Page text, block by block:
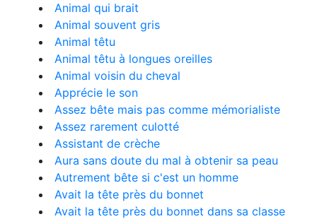
Animal qui brait
Animal souvent gris
Animal têtu
Animal têtu à longues oreilles
Animal voisin du cheval
Apprécie le son
Assez bête mais pas comme mémorialiste
Assez rarement culotté
Assistant de crèche
Aura sans doute du mal à obtenir sa peau
Autrement bête si c'est un homme
Avait la tête près du bonnet
Avait la tête près du bonnet dans sa classe